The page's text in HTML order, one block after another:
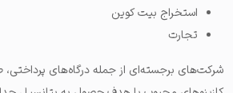
استخراج بیت کوین
تجارت
شرکت‌های برجسته‌ای از جمله درگاه‌های